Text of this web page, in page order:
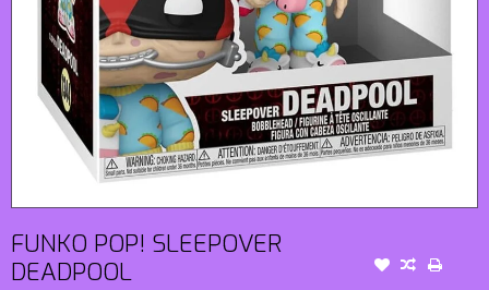
FUNKO POP! SLEEPOVER
DEADPOOL